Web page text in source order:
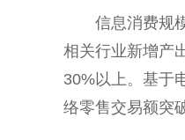
信息消费规
相关行业新增产
30%以上。基于
络零售交易额突